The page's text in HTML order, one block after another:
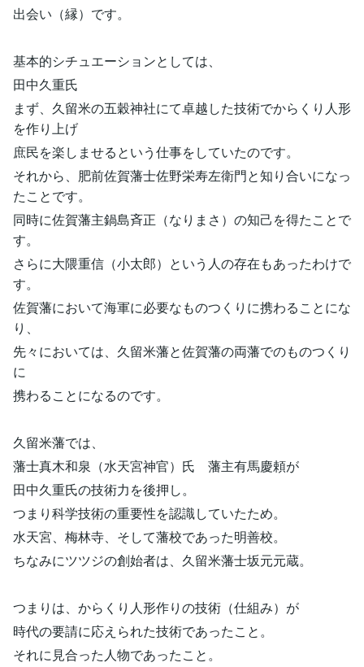
出会い（縁）です。
基本的シチュエーションとしては、
田中久重氏
まず、久留米の五穀神社にて卓越した技術でからくり人形
を作り上げ
庶民を楽しませるという仕事をしていたのです。
それから、肥前佐賀藩士佐野栄寿左衛門と知り合いになっ
たことです。
同時に佐賀藩主鍋島斉正（なりまさ）の知己を得たことで
す。
さらに大隈重信（小太郎）という人の存在もあったわけで
す。
佐賀藩において海軍に必要なものつくりに携わることにな
り、
先々においては、久留米藩と佐賀藩の両藩でのものつくり
に
携わることになるのです。
久留米藩では、
藩士真木和泉（水天宮神官）氏 藩主有馬慶頼が
田中久重氏の技術力を後押し。
つまり科学技術の重要性を認識していたため。
水天宮、梅林寺、そして藩校であった明善校。
ちなみにツツジの創始者は、久留米藩士坂元元蔵。
つまりは、からくり人形作りの技術（仕組み）が
時代の要請に応えられた技術であったこと。
それに見合った人物であったこと。